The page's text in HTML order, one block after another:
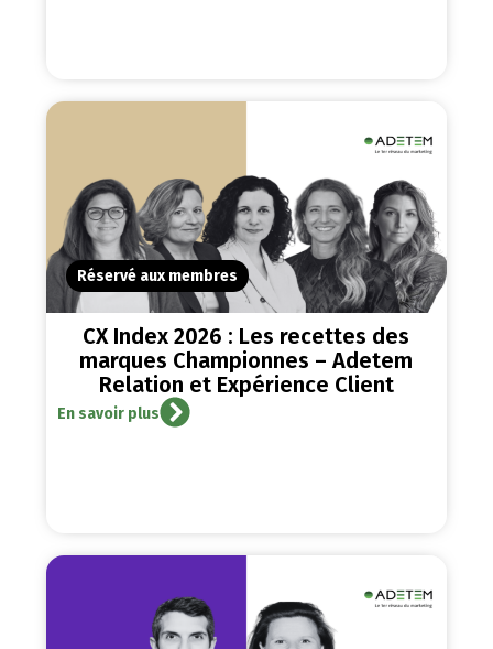
Réservé aux membres
CX Index 2026 : Les recettes des
marques Championnes – Adetem
Relation et Expérience Client
En savoir plus